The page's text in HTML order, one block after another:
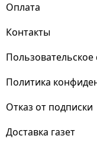
Оплата
Контакты
Политика
Отказ от подписки
Доставка газет